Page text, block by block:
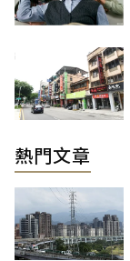
熱門文章